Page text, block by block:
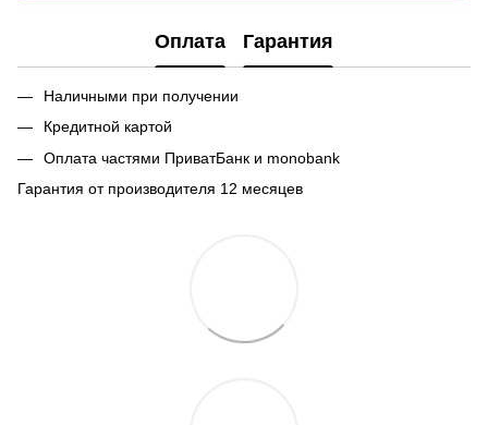
Оплата Гарантия
Наличными при получении
Кредитной картой
Оплата частями ПриватБанк и monobank
Гарантия от производителя 12 месяцев